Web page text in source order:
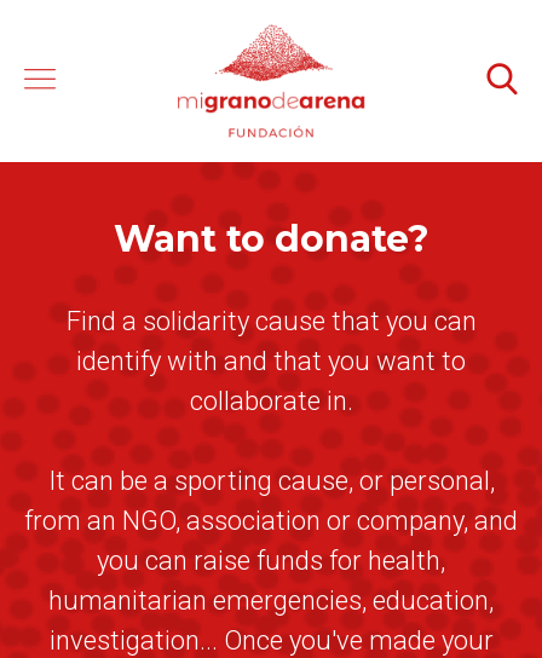
Want to donate?
Find a solidarity cause that you can
identify with and that you want to
collaborate in.
It can be a sporting cause, or personal,
from an NGO, association or company, and
you can raise funds for health,
humanitarian emergencies, education,
investigation... Once you've made your